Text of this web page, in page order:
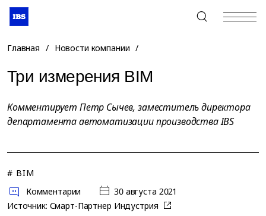
+7 (495) 967-80-80
Главная / Новости компании /
Три измерения BIM
Комментирует Петр Сычев, заместитель директора
департамента автоматизации производства IBS
# BIM
Комментарии
30 августа 2021
Источник: Смарт-Партнер Индустрия